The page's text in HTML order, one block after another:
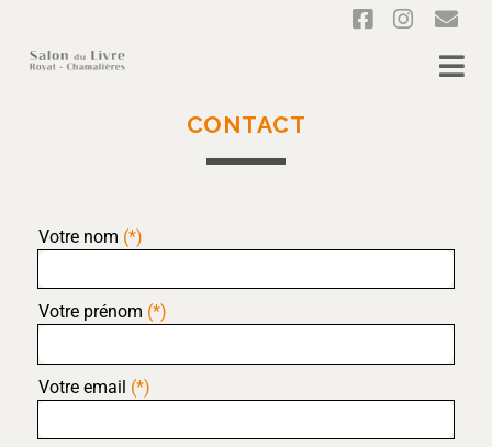
CONTACT
Votre nom (*)
Votre prénom (*)
Votre email (*)